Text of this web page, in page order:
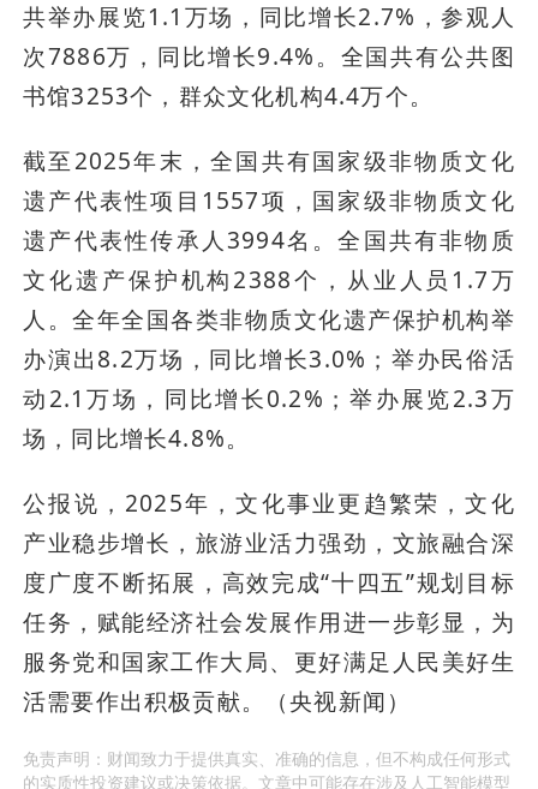
共举办展览1.1万场，同比增长2.7%，参观人
次7886万，同比增长9.4%。全国共有公共图
书馆3253个，群众文化机构4.4万个。
截至2025年末，全国共有国家级非物质文化
遗产代表性项目1557项，国家级非物质文化
遗产代表性传承人3994名。全国共有非物质
文化遗产保护机构2388个，从业人员1.7万
人。全年全国各类非物质文化遗产保护机构举
办演出8.2万场，同比增长3.0%；举办民俗活
动2.1万场，同比增长0.2%；举办展览2.3万
场，同比增长4.8%。
公报说，2025年，文化事业更趋繁荣，文化
产业稳步增长，旅游业活力强劲，文旅融合深
度广度不断拓展，高效完成“十四五”规划目标
任务，赋能经济社会发展作用进一步彰显，为
服务党和国家工作大局、更好满足人民美好生
活需要作出积极贡献。（央视新闻）
免责声明：财闻致力于提供真实、准确的信息，但不构成任何形式
的实质性投资建议或决策依据。文章中可能存在涉及人工智能模型